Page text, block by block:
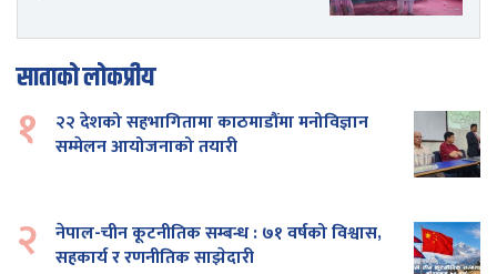
साताको लोकप्रीय
१
२२ देशको सहभागितामा काठमाडौंमा मनोविज्ञान
सम्मेलन आयोजनाको तयारी
२
नेपाल-चीन कूटनीतिक सम्बन्ध : ७१ वर्षको विश्वास,
सहकार्य र रणनीतिक साझेदारी